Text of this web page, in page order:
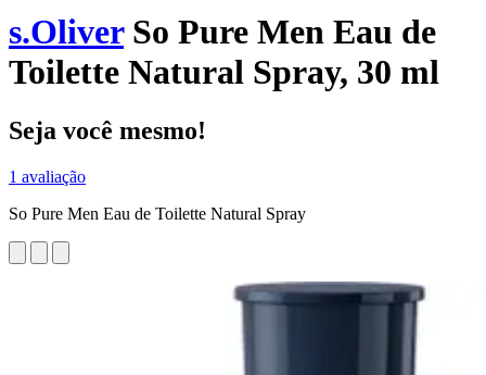
s.OliverSo Pure Men Eau de
Toilette Natural Spray, 30 ml
Seja você mesmo!
1 avaliação
So Pure Men Eau de Toilette Natural Spray